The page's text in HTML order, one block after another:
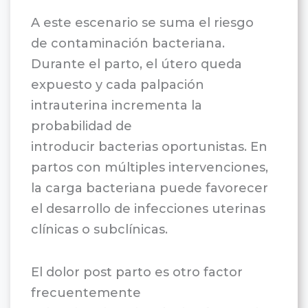
A este escenario se suma el riesgo
de contaminación bacteriana.
Durante el parto, el útero queda
expuesto y cada palpación
intrauterina incrementa la
probabilidad de
introducir bacterias oportunistas. En
partos con múltiples intervenciones,
la carga bacteriana puede favorecer
el desarrollo de infecciones uterinas
clínicas o subclínicas.
El dolor post parto es otro factor
frecuentemente